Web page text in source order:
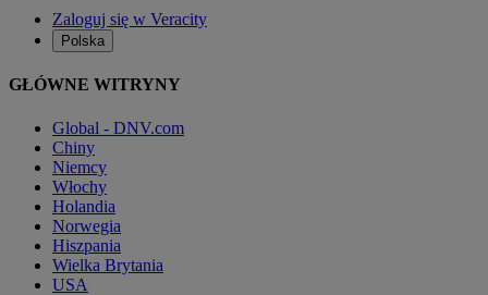
Zaloguj się w Veracity
Polska
GŁÓWNE WITRYNY
Global - DNV.com
Chiny
Niemcy
Włochy
Holandia
Norwegia
Hiszpania
Wielka Brytania
USA